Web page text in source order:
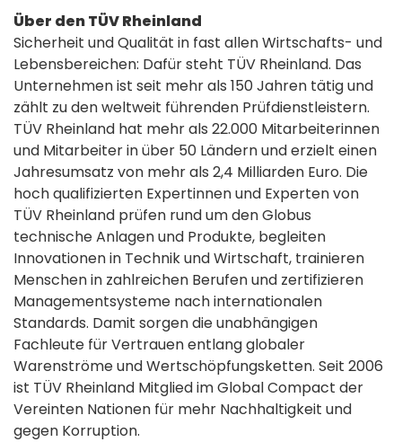
Über den TÜV Rheinland
Sicherheit und Qualität in fast allen Wirtschafts- und
Lebensbereichen: Dafür steht TÜV Rheinland. Das
Unternehmen ist seit mehr als 150 Jahren tätig und
zählt zu den weltweit führenden Prüfdienstleistern.
TÜV Rheinland hat mehr als 22.000 Mitarbeiterinnen
und Mitarbeiter in über 50 Ländern und erzielt einen
Jahresumsatz von mehr als 2,4 Milliarden Euro. Die
hoch qualifizierten Expertinnen und Experten von
TÜV Rheinland prüfen rund um den Globus
technische Anlagen und Produkte, begleiten
Innovationen in Technik und Wirtschaft, trainieren
Menschen in zahlreichen Berufen und zertifizieren
Managementsysteme nach internationalen
Standards. Damit sorgen die unabhängigen
Fachleute für Vertrauen entlang globaler
Warenströme und Wertschöpfungsketten. Seit 2006
ist TÜV Rheinland Mitglied im Global Compact der
Vereinten Nationen für mehr Nachhaltigkeit und
gegen Korruption.